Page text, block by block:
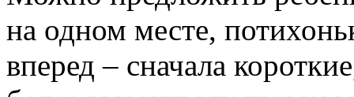
на одном месте,
вперед – сначала